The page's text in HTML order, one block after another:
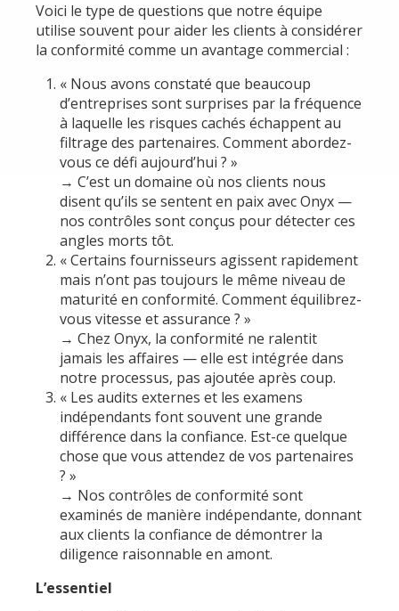
Voici le type de questions que notre équipe
utilise souvent pour aider les clients à considérer
la conformité comme un avantage commercial :
« Nous avons constaté que beaucoup
d’entreprises sont surprises par la fréquence
à laquelle les risques cachés échappent au
filtrage des partenaires. Comment abordez-
vous ce défi aujourd’hui ? »
→ C’est un domaine où nos clients nous
disent qu’ils se sentent en paix avec Onyx —
nos contrôles sont conçus pour détecter ces
angles morts tôt.
« Certains fournisseurs agissent rapidement
mais n’ont pas toujours le même niveau de
maturité en conformité. Comment équilibrez-
vous vitesse et assurance ? »
→ Chez Onyx, la conformité ne ralentit
jamais les affaires — elle est intégrée dans
notre processus, pas ajoutée après coup.
« Les audits externes et les examens
indépendants font souvent une grande
différence dans la confiance. Est-ce quelque
chose que vous attendez de vos partenaires
? »
→ Nos contrôles de conformité sont
examinés de manière indépendante, donnant
aux clients la confiance de démontrer la
diligence raisonnable en amont.
L’essentiel